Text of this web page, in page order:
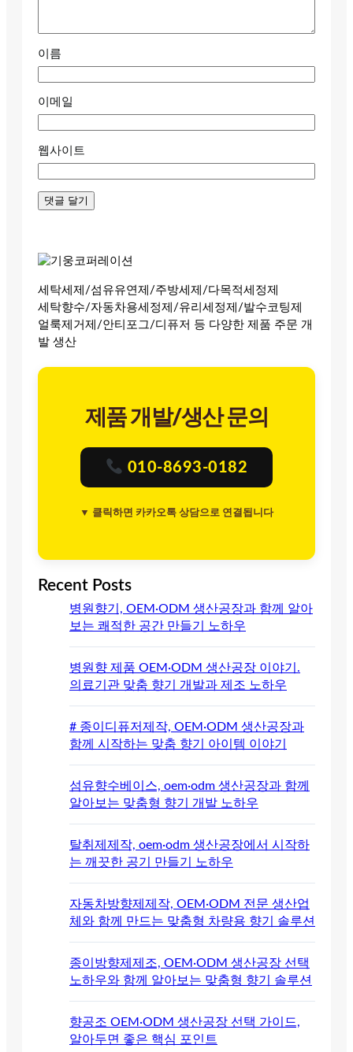
이름
이메일
웹사이트
세탁세제/섬유유연제/주방세제/다목적세정제
세탁향수/자동차용세정제/유리세정제/발수코팅제
얼룩제거제/안티포그/디퓨저 등 다양한 제품 주문 개
발 생산
제품 개발/생산 문의
010-8693-0182
▼ 클릭하면 카카오톡 상담으로 연결됩니다
Recent Posts
병원향기, OEM·ODM 생산공장과 함께 알아
보는 쾌적한 공간 만들기 노하우
병원향 제품 OEM·ODM 생산공장 이야기.
의료기관 맞춤 향기 개발과 제조 노하우
# 종이디퓨저제작, OEM·ODM 생산공장과
함께 시작하는 맞춤 향기 아이템 이야기
섬유향수베이스, oem·odm 생산공장과 함께
알아보는 맞춤형 향기 개발 노하우
탈취제제작, oem·odm 생산공장에서 시작하
는 깨끗한 공기 만들기 노하우
자동차방향제제작, OEM·ODM 전문 생산업
체와 함께 만드는 맞춤형 차량용 향기 솔루션
종이방향제제조, OEM·ODM 생산공장 선택
노하우와 함께 알아보는 맞춤형 향기 솔루션
향공조 OEM·ODM 생산공장 선택 가이드,
알아두면 좋은 핵심 포인트